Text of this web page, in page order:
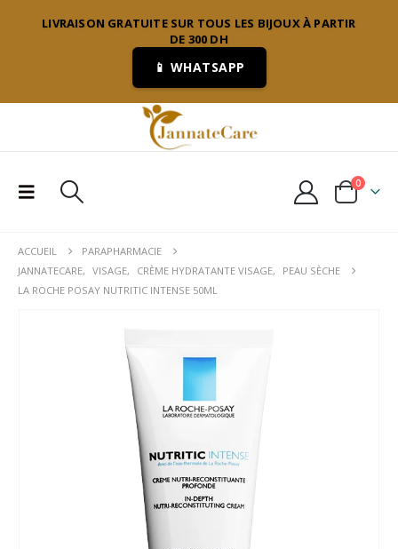
LIVRAISON GRATUITE SUR TOUS LES BIJOUX À PARTIR
DE 300 DH
📱 WHATSAPP
0
ACCUEIL
PARAPHARMACIE
JANNATECARE, VISAGE, CRÈME HYDRATANTE VISAGE,
PEAU SÈCHE
LA ROCHE POSAY NUTRITIC INTENSE 50ML